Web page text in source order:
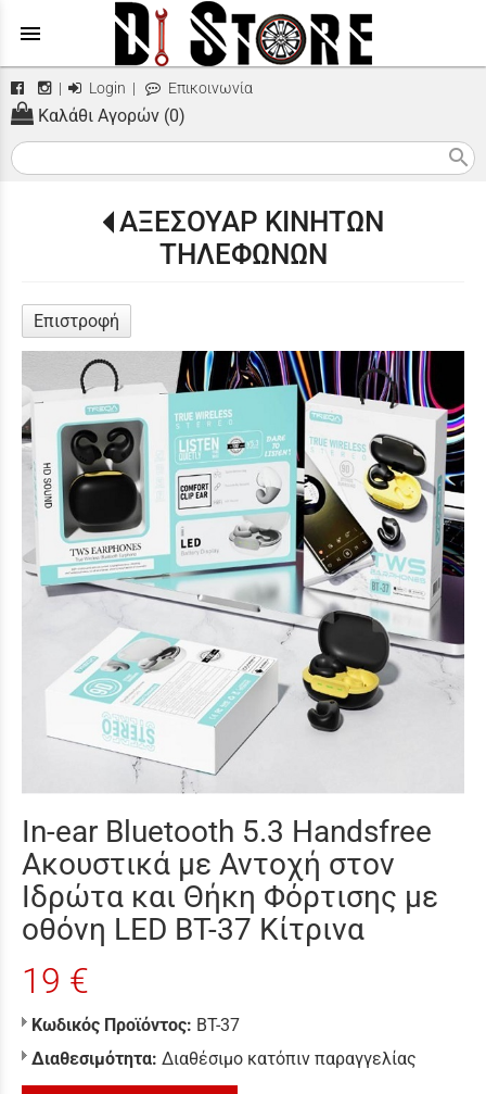
menu
| Login | Επικοινωνία
Καλάθι Αγορών (0)
search
ΑΞΕΣΟΥΑΡ ΚΙΝΗΤΩΝ
ΤΗΛΕΦΩΝΩΝ
Επιστροφή
In-ear Bluetooth 5.3 Handsfree
Ακουστικά με Αντοχή στον
Ιδρώτα και Θήκη Φόρτισης με
οθόνη LED BT-37 Κίτρινα
19 €
Κωδικός Προϊόντος: BT-37
Διαθεσιμότητα: Διαθέσιμο κατόπιν παραγγελίας